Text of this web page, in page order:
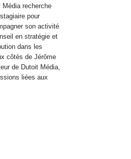
Média recherche
pour
son activité
en stratégie et
dans les
côtés de Jérôme
de Dutoit Média,
liées aux